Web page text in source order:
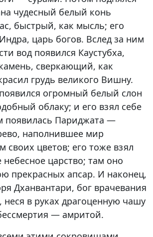
чудесный белый конь
быстрый, как мысль; его
царь богов. Вслед за ним
вод появился Каустубха,
сверкающий, как
грудь великого Вишну.
огромный белый слон
облаку; и его взял себе
появилась Париджата —
наполнившее мир
своих цветов; его тоже взял
небесное царство; там оно
прекрасных апсар. И наконец,
Дханвантари, бог врачевания
неся в руках драгоценную чашу
— амритой.